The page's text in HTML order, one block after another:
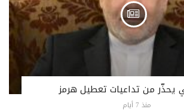
يحذّر من تداعيات تعطيل هرمز
منذ 7 أيام